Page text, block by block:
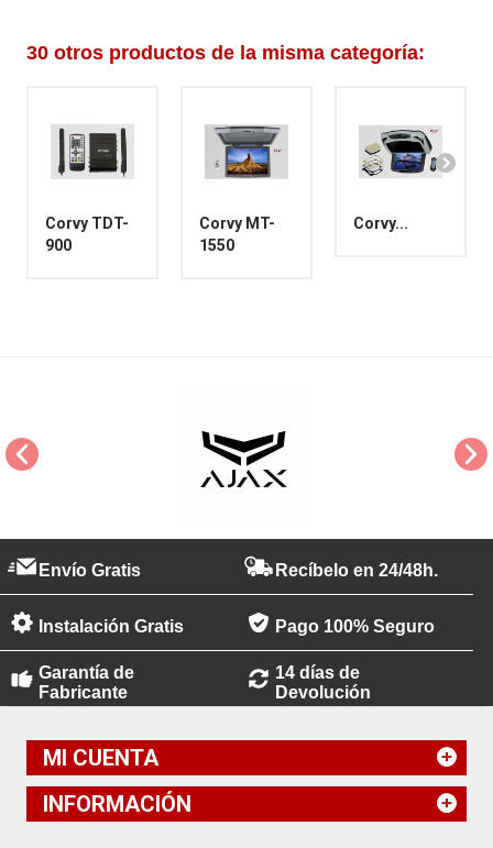
30 otros productos de la misma categoría:
Corvy TDT-
900
Corvy MT-
1550
Corvy...
Envío Gratis Recíbelo en 24/48h.
Instalación Gratis Pago 100% Seguro
Garantía de
Fabricante
14 días de
Devolución
MI CUENTA
INFORMACIÓN